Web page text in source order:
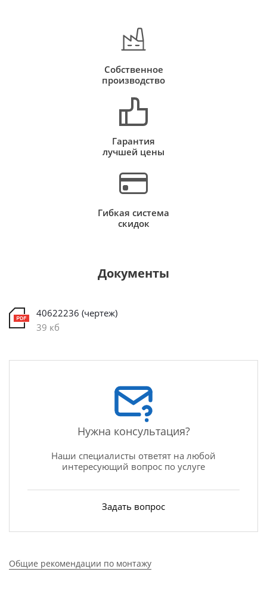
Собственное
производство
Гарантия
лучшей цены
Гибкая система
скидок
Документы
40622236 (чертеж)
39 кб
Нужна консультация?
Наши специалисты ответят на любой
интересующий вопрос по услуге
Задать вопрос
Общие рекомендации по монтажу